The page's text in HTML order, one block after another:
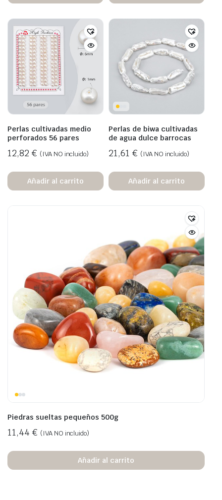
Perlas cultivadas medio
perforados 56 pares
12,82 € (IVA NO incluido)
Añadir al carrito
Perlas de biwa cultivadas
de agua dulce barrocas
21,61 € (IVA NO incluido)
Añadir al carrito
Piedras sueltas pequeños 500g
11,44 € (IVA NO incluido)
Añadir al carrito